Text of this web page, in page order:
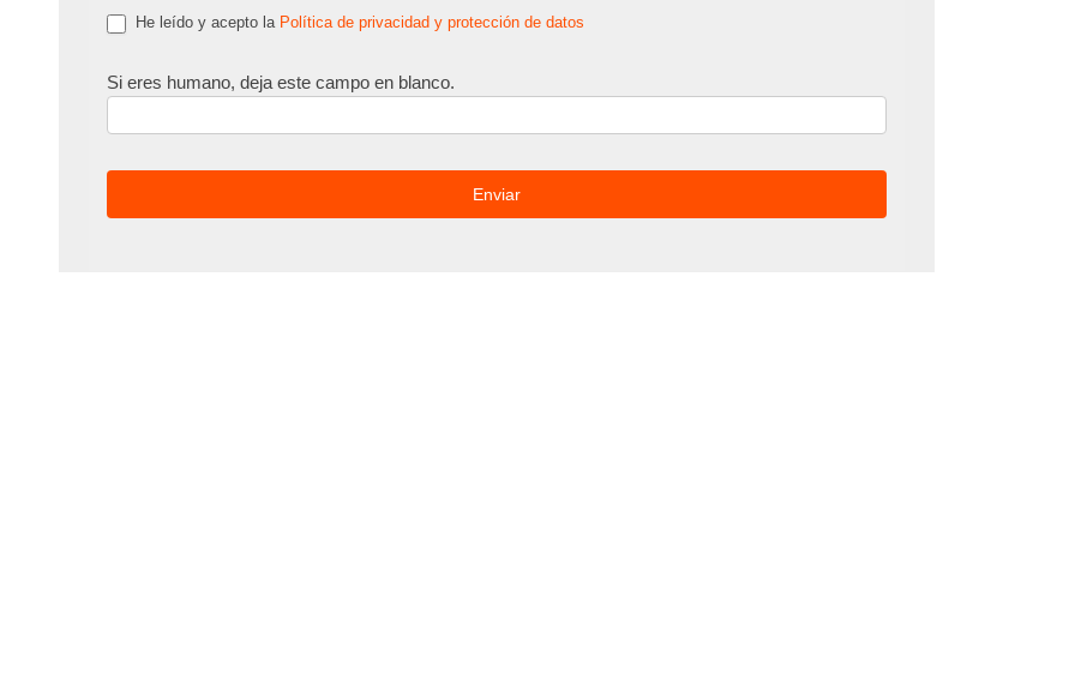
He leído y acepto la Política de privacidad y protección de datos
Si eres humano, deja este campo en blanco.